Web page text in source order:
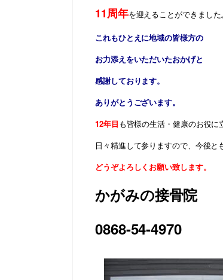
11周年を迎えることができました。
これもひとえに地域の皆様方の
お力添えをいただいたおかげと
感謝しております。
ありがとうございます。
12年目 も皆様の生活・健康のお役に
日々精進して参りますので、今後と
どうぞよろしくお願い致します。
かがみの接骨院
0868-54-4970